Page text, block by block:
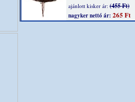
ajánlott kisker ár: (455 Ft)
nagyker nettó ár: 265 Ft